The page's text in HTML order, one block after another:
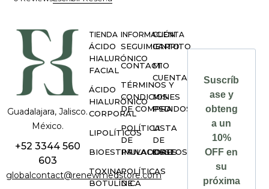
Guadalajara, Jalisco.
México.
+52 3344 560
603
globalcontact@renewmedstore.com
TIENDA
ÁCIDO
HIALURÓNICO
FACIAL
ÁCIDO
HIALURÓNICO
CORPORAL
LIPOLÍTICOS
BIOESTIMULADORES
TOXINA
BOTULÍNICA
INFORMACIÓN
SEGUIMIENTO
CONTACTO
TÉRMINOS Y
CONDICIONES
DE COMPRA
POLÍTICA
DE
PRIVACIDAD
POLÍTICAS
DE
CUENTA
CARRITO
MI
CUENTA
MIS
PEDIDOS
LISTA
DE
DESEOS
Suscríb
ase y
obteng
a un
10%
OFF en
su
próxima